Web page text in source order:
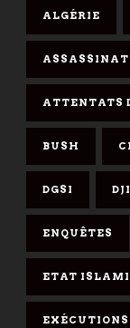
ALGÉRIE
ATTENTATS
BUSH
DGSI
ENQUÊTES
ETAT